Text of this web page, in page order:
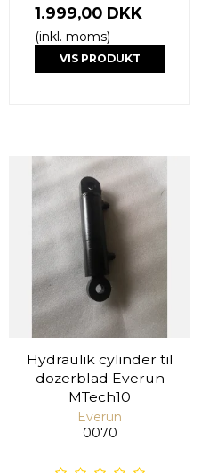
1.999,00 DKK
(inkl. moms)
VIS PRODUKT
Hydraulik cylinder til
dozerblad Everun
MTech10
Everun
0070